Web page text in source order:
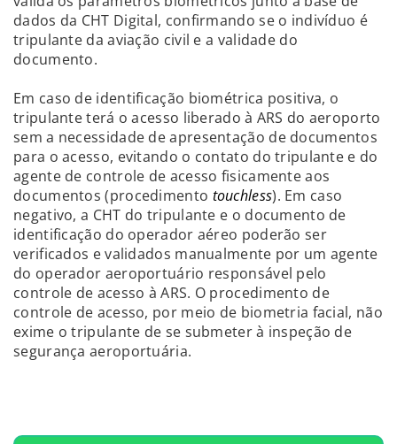
dados da CHT Digital, confirmando se o indivíduo é
tripulante da aviação civil e a validade do
documento.
Em caso de identificação biométrica positiva, o
tripulante terá o acesso liberado à ARS do aeroporto
sem a necessidade de apresentação de documentos
para o acesso, evitando o contato do tripulante e do
agente de controle de acesso fisicamente aos
documentos (procedimento touchless). Em caso
negativo, a CHT do tripulante e o documento de
identificação do operador aéreo poderão ser
verificados e validados manualmente por um agente
do operador aeroportuário responsável pelo
controle de acesso à ARS. O procedimento de
controle de acesso, por meio de biometria facial, não
exime o tripulante de se submeter à inspeção de
segurança aeroportuária.